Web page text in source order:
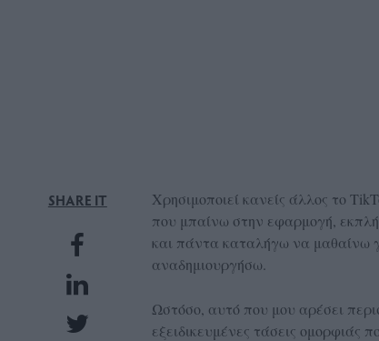
SHARE IT
Χρησιμοποιεί κανείς άλλος το
που μπαίνω στην εφαρμογή,
και πάντα καταλήγω να μαθαίνω
αναδημιουργήσω.
Ωστόσο, αυτό που μου αρέσει
εξειδικευμένες τάσεις ομορφιάς